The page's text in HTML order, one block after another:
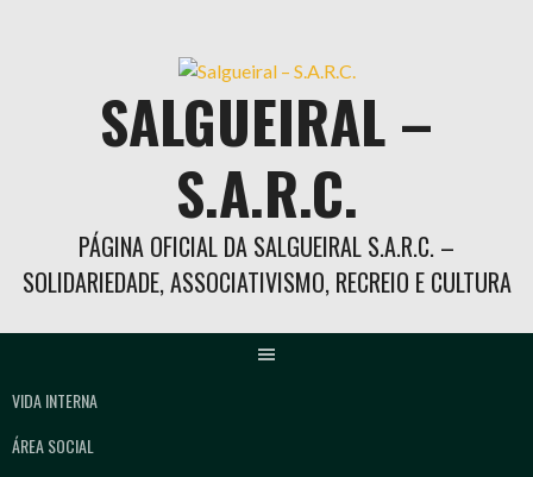
SALGUEIRAL –
S.A.R.C.
PÁGINA OFICIAL DA SALGUEIRAL S.A.R.C. –
SOLIDARIEDADE, ASSOCIATIVISMO, RECREIO E CULTURA
VIDA INTERNA
ÁREA SOCIAL